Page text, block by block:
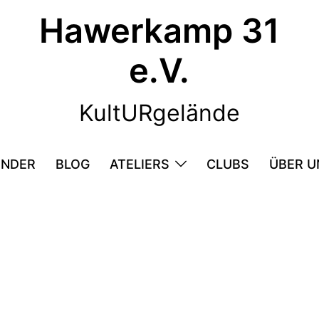
Hawerkamp 31
e.V.
KultURgelände
BLOG ATELIERS CLUBS ÜBER